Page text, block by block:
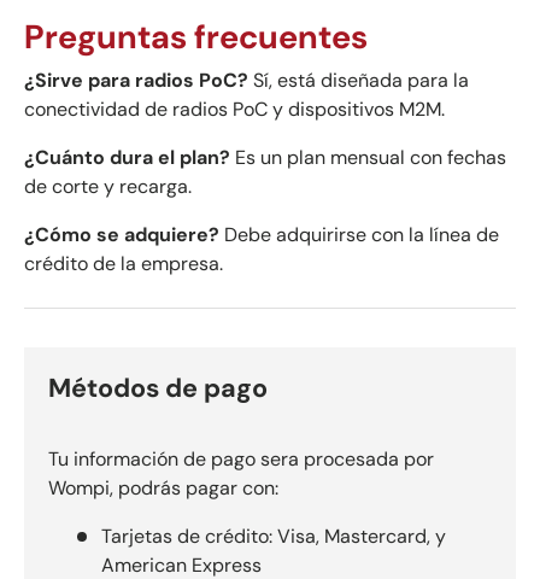
Preguntas frecuentes
¿Sirve para radios PoC? Sí, está diseñada para la
conectividad de radios PoC y dispositivos M2M.
¿Cuánto dura el plan? Es un plan mensual con fechas
de corte y recarga.
¿Cómo se adquiere? Debe adquirirse con la línea de
crédito de la empresa.
Métodos de pago
Tu información de pago sera procesada por
Wompi, podrás pagar con:
Tarjetas de crédito: Visa, Mastercard, y
American Express